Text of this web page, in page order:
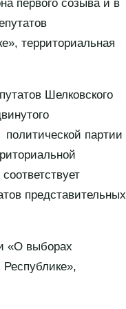
первого созыва и в
территориальная
Шелковского
партии
представительных
«О выборах